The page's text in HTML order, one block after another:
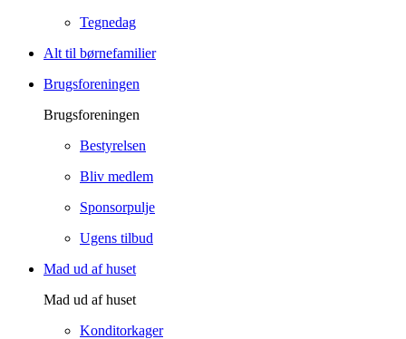
Tegnedag
Alt til børnefamilier
Brugsforeningen
Brugsforeningen
Bestyrelsen
Bliv medlem
Sponsorpulje
Ugens tilbud
Mad ud af huset
Mad ud af huset
Konditorkager